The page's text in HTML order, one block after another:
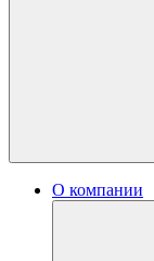
О компании